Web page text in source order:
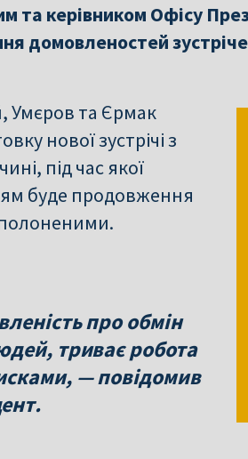
та керівником Офісу
домовленостей
Умєров та Єрмак
нової зустрічі з
під час якої
буде продовження
про обмін
триває робота
— повідомив